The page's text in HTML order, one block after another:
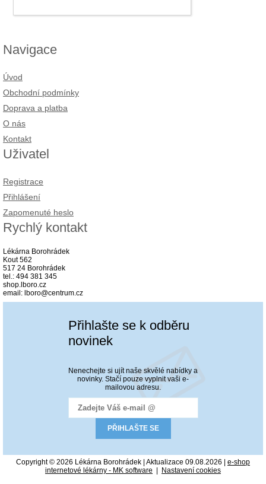
Navigace
Úvod
Obchodní podmínky
Doprava a platba
O nás
Kontakt
Uživatel
Registrace
Přihlášení
Zapomenuté heslo
Rychlý kontakt
Lékárna Borohrádek
Kout 562
517 24 Borohrádek
tel.: 494 381 345
shop.lboro.cz
email: lboro@centrum.cz
Přihlašte se k odběru
novinek
Nenechejte si ujít naše skvělé nabídky a
novinky. Stačí pouze vyplnit vaši e-
mailovou adresu.
Copyright © 2026 Lékárna Borohrádek | Aktualizace 09.08.2026 | e-shop
internetové lékárny - MK software
Nastavení cookies